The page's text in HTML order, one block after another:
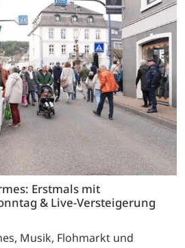
Erstmals mit
& Live-Versteigerung
Musik, Flohmarkt und